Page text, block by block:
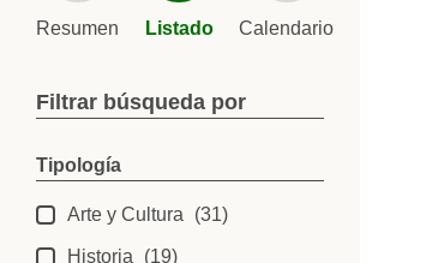
Resumen Listado Calendario
Filtrar búsqueda por
Tipología
Arte y Cultura (31)
Historia (19)